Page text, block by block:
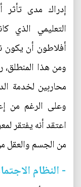
إدراك مدى تأثر
التعليمي الذي
أفلاطون أن يكون
ومن هذا
محاربين لخدمة
وعلى الرغم من
اعتقد أنه يفتقر
من الجسم والعقل
- النظام